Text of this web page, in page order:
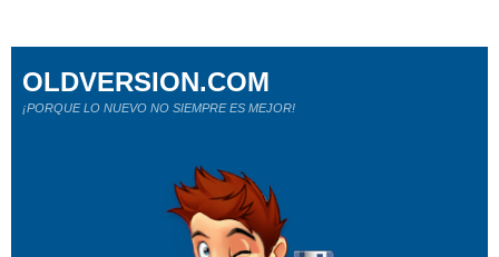
OLDVERSION.COM
¡PORQUE LO NUEVO NO SIEMPRE ES MEJOR!